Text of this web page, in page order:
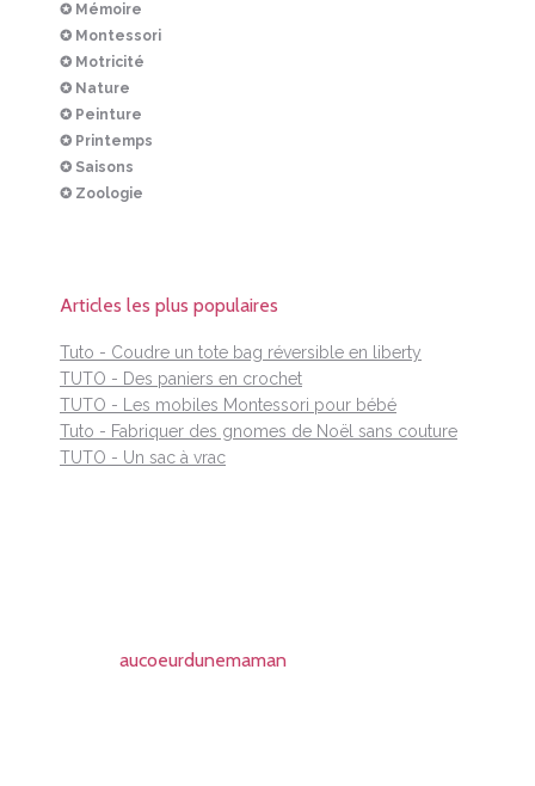
✪ Mémoire
✪ Montessori
✪ Motricité
✪ Nature
✪ Peinture
✪ Printemps
✪ Saisons
✪ Zoologie
Articles les plus populaires
Tuto - Coudre un tote bag réversible en liberty
TUTO - Des paniers en crochet
TUTO - Les mobiles Montessori pour bébé
Tuto - Fabriquer des gnomes de Noël sans couture
TUTO - Un sac à vrac
aucoeurdunemaman